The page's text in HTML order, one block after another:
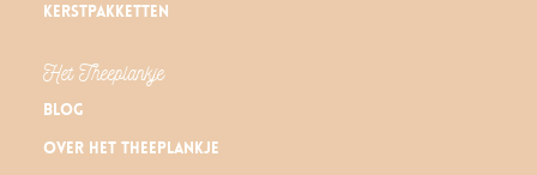
Kerstpakketten
Het Theeplankje
Blog
Over Het Theeplankje